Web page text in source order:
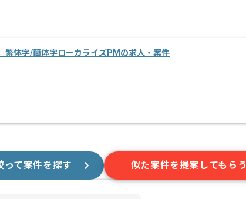
繁体字/簡体字ローカライズPMの求人・案件
って案件を探す 似た案件を提案してもらう